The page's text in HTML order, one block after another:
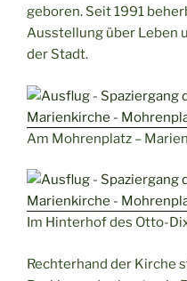
geboren. Seit 1991
Ausstellung über Leben
der Stadt.
Am Mohrenplatz –
Im Hinterhof des Otto-
Rechterhand der Kirche